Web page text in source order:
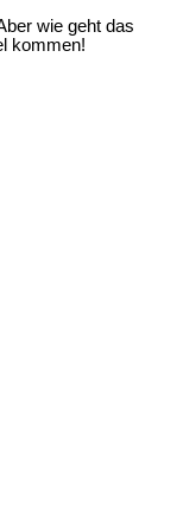
wie geht das
kommen!